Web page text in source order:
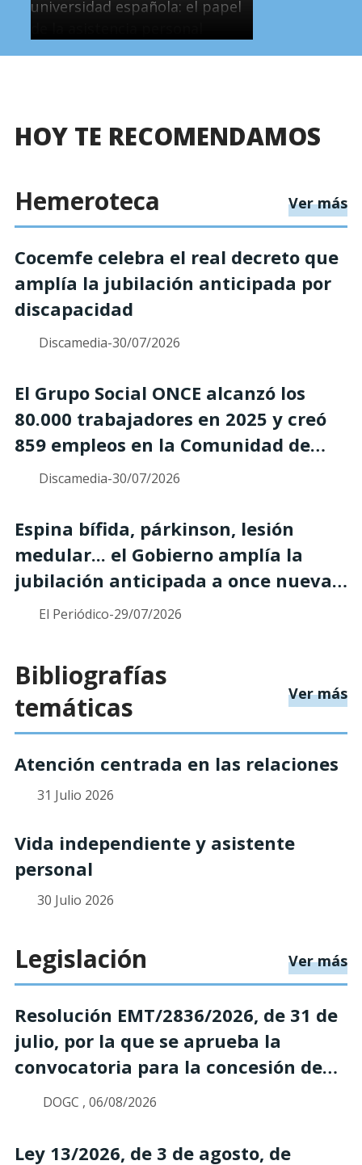
HOY TE RECOMENDAMOS
Hemeroteca
Ver más
Cocemfe celebra el real decreto que
amplía la jubilación anticipada por
discapacidad
Discamedia-30/07/2026
El Grupo Social ONCE alcanzó los
80.000 trabajadores en 2025 y creó
859 empleos en la Comunidad de
Madrid
Discamedia-30/07/2026
Espina bífida, párkinson, lesión
medular... el Gobierno amplía la
jubilación anticipada a once nuevas
enfermedades
El Periódico-29/07/2026
Bibliografías
temáticas
Ver más
Atención centrada en las relaciones
31 Julio 2026
Vida independiente y asistente
personal
30 Julio 2026
Legislación Ver más
Resolución EMT/2836/2026, de 31 de
julio, por la que se aprueba la
convocatoria para la concesión de
subvenciones destinadas a las
especializado y de apoyo
DOGC , 06/08/2026
Ley 13/2026, de 3 de agosto, de